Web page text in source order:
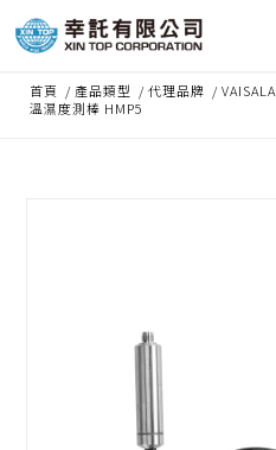
首頁 / 產品類型 / 代理品牌 / VAISALA
溫濕度測棒 HMP5